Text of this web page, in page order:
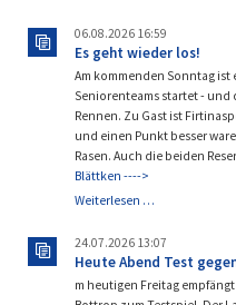
GmbH
sponsert
unsere
G3!
06.08.2026 16:59
Es geht wieder los!
Am kommenden Sonntag ist
Seniorenteams startet - und
Rennen. Zu Gast ist
und einen Punkt besser
Rasen. Auch die beiden
Blättken ---->
Weiterlesen …
wieder
los!
24.07.2026 13:07
Heute Abend Test
m heutigen Freitag